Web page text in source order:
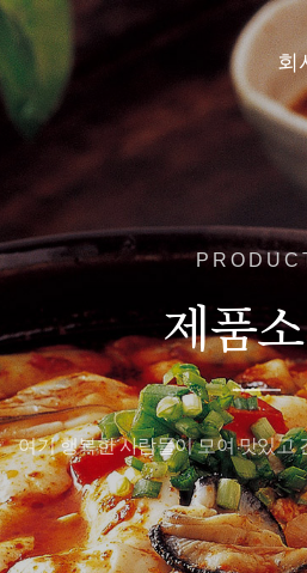
회
제품
여기 행복한 사람들이 모여 맛있고